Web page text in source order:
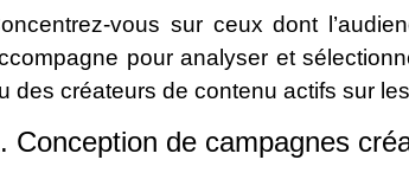
vous sur ceux dont
pour analyser et
des créateurs de contenu actifs sur
Conception de campagnes